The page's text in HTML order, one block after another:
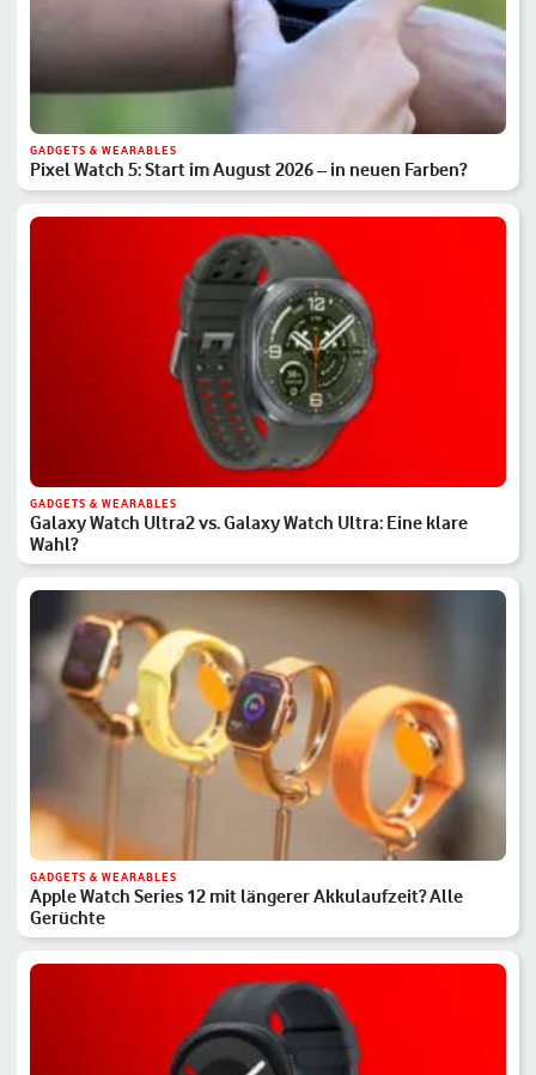
GADGETS & WEARABLES
Pixel Watch 5: Start im August 2026 – in neuen Farben?
GADGETS & WEARABLES
Galaxy Watch Ultra2 vs. Galaxy Watch Ultra: Eine klare
Wahl?
GADGETS & WEARABLES
Apple Watch Series 12 mit längerer Akkulaufzeit? Alle
Gerüchte